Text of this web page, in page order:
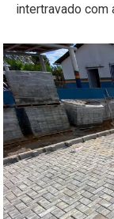
intertravado com